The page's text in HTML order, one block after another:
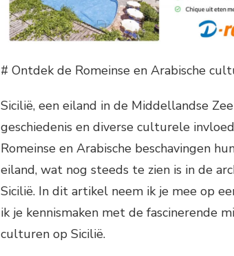
# Ontdek de Romeinse en Arabische
Sicilië, een eiland in de Middellandse
geschiedenis en diverse culturele
Romeinse en Arabische beschavingen
eiland, wat nog steeds te zien is in de
Sicilië. In dit artikel neem ik je mee op
ik je kennismaken met de fascinerende
culturen op Sicilië.